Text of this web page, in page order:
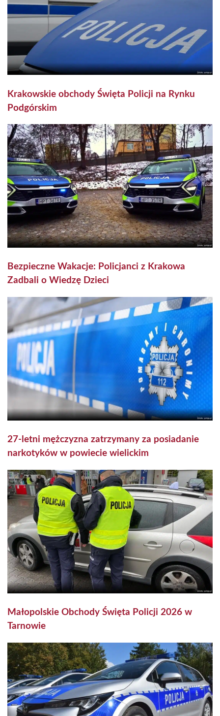
Krakowskie obchody Święta Policji na Rynku
Podgórskim
Bezpieczne Wakacje: Policjanci z Krakowa
Zadbali o Wiedzę Dzieci
27-letni mężczyzna zatrzymany za posiadanie
narkotyków w powiecie wielickim
Małopolskie Obchody Święta Policji 2026 w
Tarnowie